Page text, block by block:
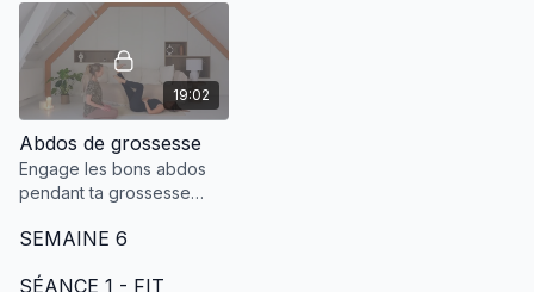
19:02
Abdos de grossesse
Engage les bons abdos
pendant ta grossesse
et anticiper ton post-
SEMAINE 6
SÉANCE 1 - FIT